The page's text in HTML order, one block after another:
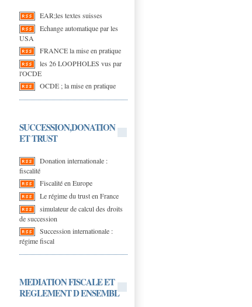
EAR;les textes suisses
Echange automatique par les
USA
FRANCE la mise en pratique
les 26 LOOPHOLES vus par
l'OCDE
OCDE ; la mise en pratique
SUCCESSION,DONATION
ET TRUST
Donation internationale :
fiscalité
Fiscalité en Europe
Le régime du trust en France
simulateur de calcul des droits
de succession
Succession internationale :
régime fiscal
MEDIATION FISCALE ET
REGLEMENT D ENSEMBL